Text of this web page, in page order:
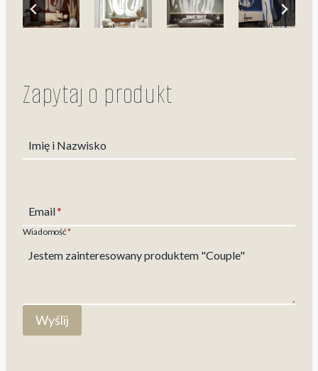
Zapytaj o produkt
Imię i Nazwisko
Email*
Wiadomość*
Wyślij